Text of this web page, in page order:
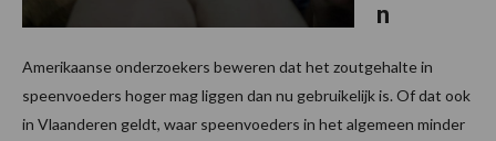
n
Amerikaanse onderzoekers beweren dat het zoutgehalte in
speenvoeders hoger mag liggen dan nu gebruikelijk is. Of dat ook
in Vlaanderen geldt, waar speenvoeders in het algemeen minder